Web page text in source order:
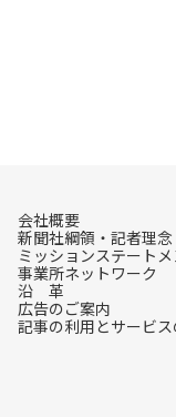
会社概要
新聞社綱領・記者理念
ミッションステートメ
事業所ネットワーク
沿 革
広告のご案内
記事の利用とサービ